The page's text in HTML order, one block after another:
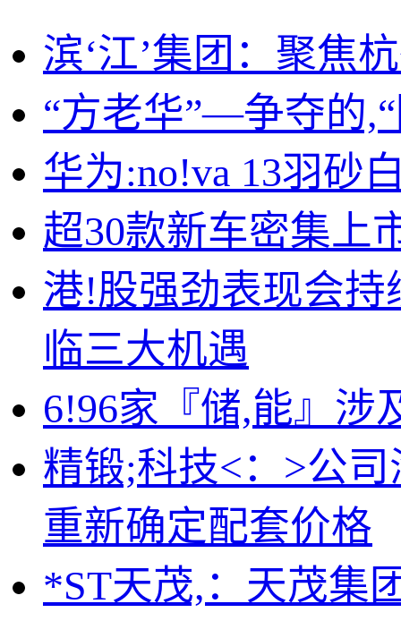
滨‘江’集团：聚焦
“方老华”—争夺的
华为:no!va 13羽砂
超30款新车密集上
港!股强劲表现会持
临三大机遇
6!96家『储,能』涉
精锻;科技<：>公
重新确定配套价格
*ST天茂,：天茂集